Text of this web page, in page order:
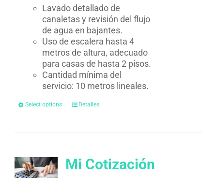
Lavado detallado de
canaletas y revisión del flujo
de agua en bajantes.
Uso de escalera hasta 4
metros de altura, adecuado
para casas de hasta 2 pisos.
Cantidad mínima del
servicio: 10 metros lineales.
Select options Detalles
Mi Cotización